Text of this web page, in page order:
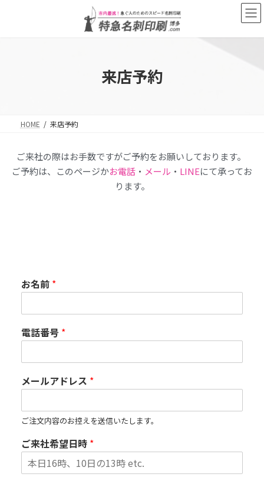
来店予約
HOME 来店予約
ご来社の際はお手数ですがご予約をお願いしております。
ご予約は、このページかお電話 ・ メール ・ LINEにて承ってお
ります。
お名前 *
電話番号 *
メールアドレス *
ご注文内容のお控えを送信いたします。
ご来社希望日時 *